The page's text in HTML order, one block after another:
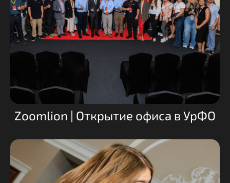
Zoomlion | Открытие офиса в УрФО